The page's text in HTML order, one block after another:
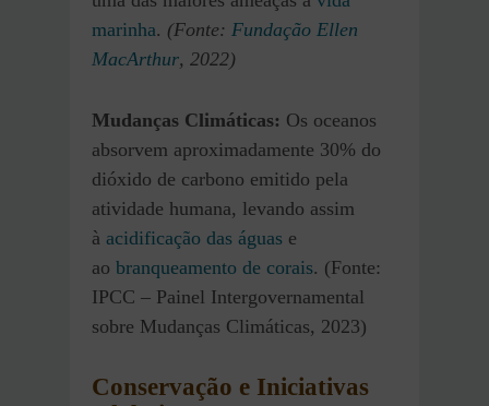
marinha. (Fonte: Fundação Ellen
MacArthur, 2022)
Mudanças Climáticas: Os oceanos
absorvem aproximadamente 30% do
dióxido de carbono emitido pela
atividade humana, levando assim
à acidificação das águas e
ao branqueamento de corais. (Fonte:
IPCC – Painel Intergovernamental
sobre Mudanças Climáticas, 2023)
Conservação e Iniciativas